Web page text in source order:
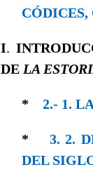
CÓDICES,
I.
DE LA
* 2.- 1.
* 3. 2.
DEL